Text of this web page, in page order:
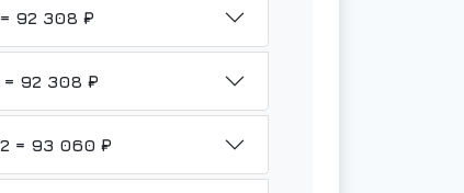
НМШ 8-25-6,3/6-ТВ3-Р1-Ю-3 У3 = 92 308 ₽
НМШ 8-25-6,3/6-ТВ3-Р1-Б1-3 У3 = 92 308 ₽
НМШ 8-25-6,3/6-ТВ3-Р1-Ф-3-Е У2 = 93 060 ₽